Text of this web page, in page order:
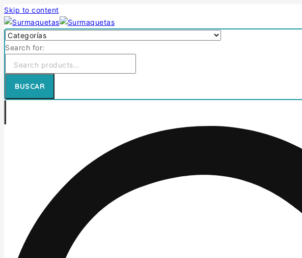
Skip to content
Search for:
BUSCAR